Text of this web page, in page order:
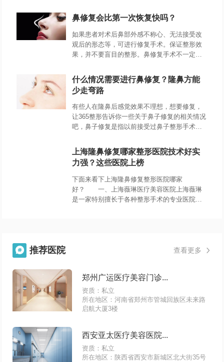
鼻修复会比第一次恢复快吗？
如果患者对术后鼻部外感不称心、无法接受改
观后的形态等，可进行修复手术。保证整形效
果，并不要盲目的整形。鼻修复手术不一定会
际问题，主要是看创伤的大小
什么情况需要进行鼻修复？隆鼻方能
少走弯路
有些人在隆鼻后感觉效果不理想，想要修复，
让365整形告诉你一些关于鼻子修复的相关情况
吧，鼻子修复是指以前接受过鼻子整形手术
美容出现假体更换或发炎等问题，请做鼻子修
复手术。鼻子修复手术的类型取决于做手术者
的鼻部状况，因为每个人都要调整问题，所以
手术方案是不一样的。鼻部修复手术比以往的
手术难度更大，建议选择有经验的医生进行修
复。
上海隆鼻修复哪家整形医院技术好实
力强？这些医院上榜
下面来看下上海隆鼻修复整形医院哪家
好？ 一、上海薇琳医疗美容医院上海薇琳
是一家特别擅长于各种整形手术的专业医院，
 推荐医院 查看更多 
郑州广运医疗美容门诊...
资质：私立
所在地区：河南省郑州市管城回族区未来路
启航大厦3楼
西安亚太医疗美容医院...
资质：私立
所在地区：陕西省西安市新城区北大街35号